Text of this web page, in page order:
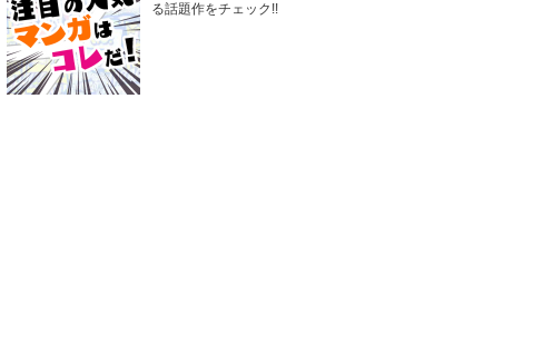
る話題作をチェック!!